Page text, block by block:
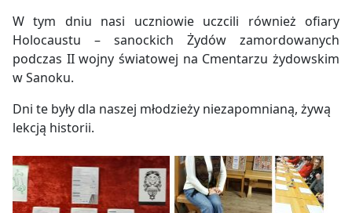
W tym dniu nasi uczniowie uczcili również ofiary
Holocaustu – sanockich Żydów zamordowanych
podczas II wojny światowej na Cmentarzu żydowskim
w Sanoku.
Dni te były dla naszej młodzieży niezapomnianą, żywą
lekcją historii.